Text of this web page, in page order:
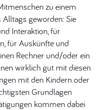
zu einem
geworden: Sie
Interaktion, für
für Auskünfte und
Rechner und/oder ein
wirklich gut mit diesen
mit den Kindern oder
Grundlagen
kommen dabei